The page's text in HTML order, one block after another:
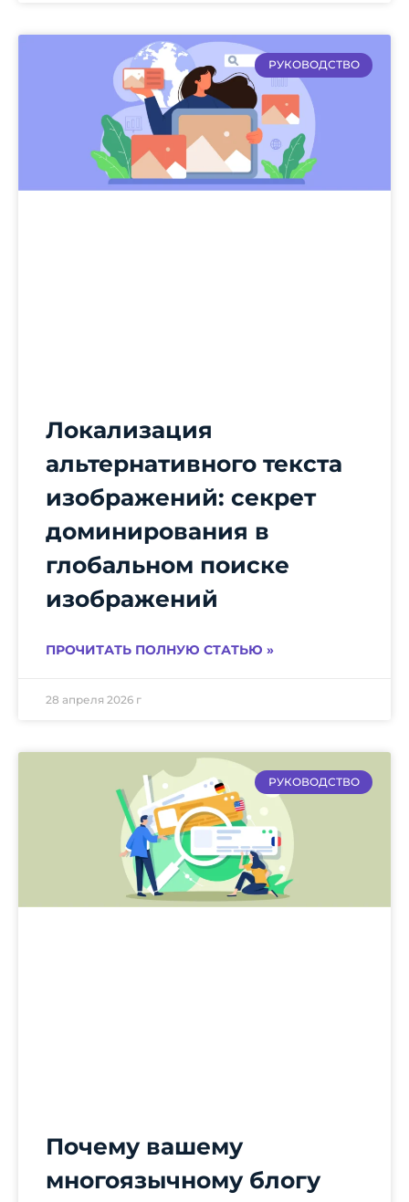
РУКОВОДСТВО
Локализация
альтернативного текста
изображений: секрет
доминирования в
глобальном поиске
изображений
ПРОЧИТАТЬ ПОЛНУЮ СТАТЬЮ »
28 апреля 2026 г
РУКОВОДСТВО
Почему вашему
многоязычному блогу